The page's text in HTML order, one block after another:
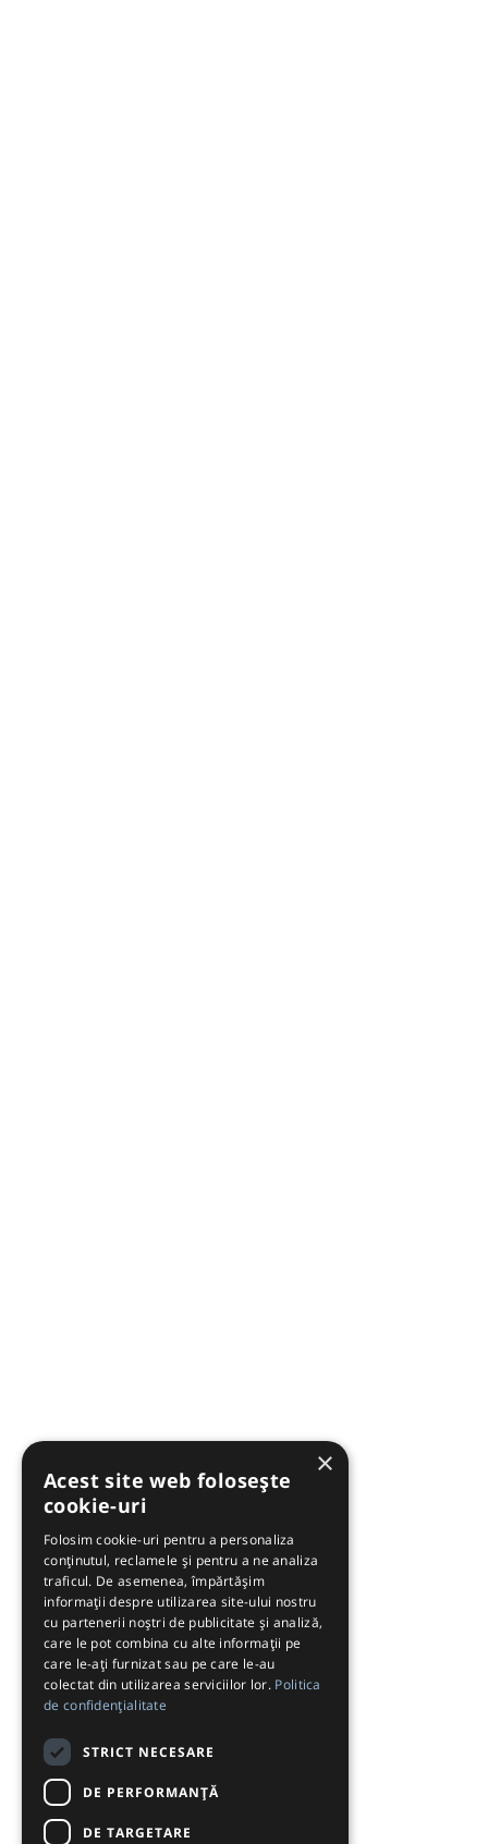
×
Acest site web folosește
cookie-uri
Folosim cookie-uri pentru a personaliza
conținutul, reclamele și pentru a ne analiza
traficul. De asemenea, împărtășim
informații despre utilizarea site-ului nostru
cu partenerii noștri de publicitate și analiză,
care le pot combina cu alte informații pe
care le-ați furnizat sau pe care le-au
colectat din utilizarea serviciilor lor. Politica
de confidențialitate
STRICT NECESARE
DE PERFORMANȚĂ
DE TARGETARE